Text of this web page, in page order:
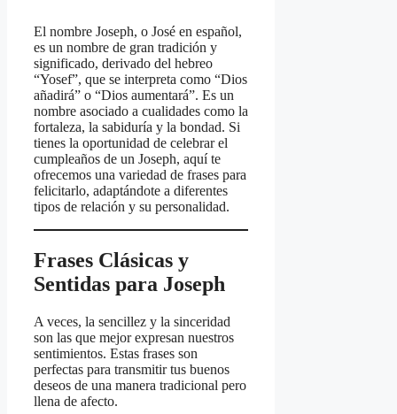
El nombre Joseph, o José en español,
es un nombre de gran tradición y
significado, derivado del hebreo
“Yosef”, que se interpreta como “Dios
añadirá” o “Dios aumentará”. Es un
nombre asociado a cualidades como la
fortaleza, la sabiduría y la bondad. Si
tienes la oportunidad de celebrar el
cumpleaños de un Joseph, aquí te
ofrecemos una variedad de frases para
felicitarlo, adaptándote a diferentes
tipos de relación y su personalidad.
Frases Clásicas y
Sentidas para Joseph
A veces, la sencillez y la sinceridad
son las que mejor expresan nuestros
sentimientos. Estas frases son
perfectas para transmitir tus buenos
deseos de una manera tradicional pero
llena de afecto.